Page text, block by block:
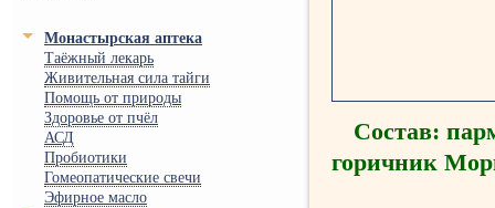
Монастырская аптека
Таёжный лекарь
Живительная сила тайги
Помощь от природы
Здоровье от пчёл
АСД
Пробиотики
Гомеопатические свечи
Эфирное масло
Состав:
горичник